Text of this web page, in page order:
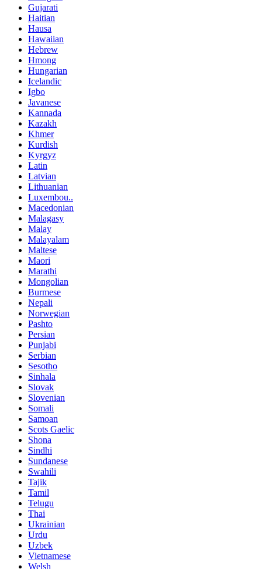
Gujarati
Haitian
Hausa
Hawaiian
Hebrew
Hmong
Hungarian
Icelandic
Igbo
Javanese
Kannada
Kazakh
Khmer
Kurdish
Kyrgyz
Latin
Latvian
Lithuanian
Luxembou..
Macedonian
Malagasy
Malay
Malayalam
Maltese
Maori
Marathi
Mongolian
Burmese
Nepali
Norwegian
Pashto
Persian
Punjabi
Serbian
Sesotho
Sinhala
Slovak
Slovenian
Somali
Samoan
Scots Gaelic
Shona
Sindhi
Sundanese
Swahili
Tajik
Tamil
Telugu
Thai
Ukrainian
Urdu
Uzbek
Vietnamese
Welsh